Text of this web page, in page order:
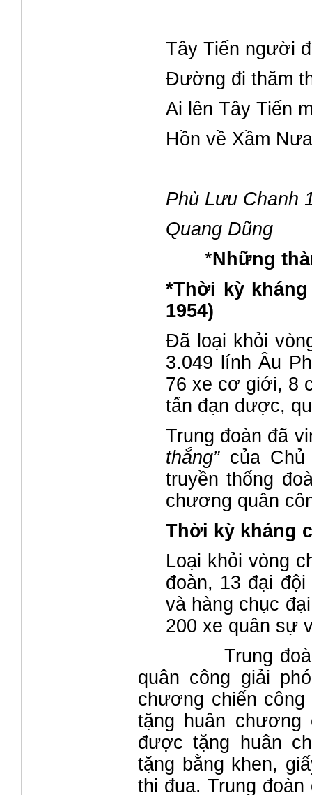
Tây Tiến người
Đường đi thăm
Ai lên Tây Tiến
Hồn về Xầm
Phù Lưu Chanh
Quang Dũng
*Những
*Thời kỳ
1954)
Đã loại khỏi
3.049 lính Âu
76 xe cơ giới, 8
tấn đạn dược,
Trung đoàn đã
thắng” của
truyền thống
chương quân
Thời kỳ kháng
Loại khỏi vòng
đoàn, 13 đại
và hàng chục
200 xe quân sự
Trung đoàn
quân công giải
chương chiến
tặng huân
được tặng huân
tặng bằng khen,
thi đua. Trung